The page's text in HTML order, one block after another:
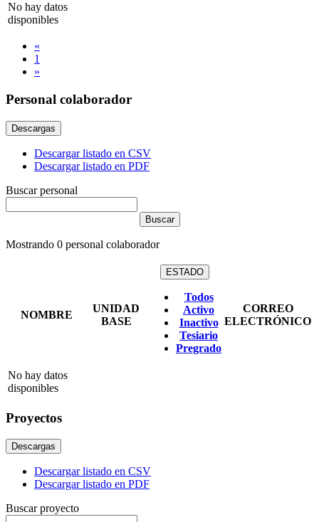
No hay datos
disponibles
«
1
»
Personal colaborador
Descargas
Descargar listado en CSV
Descargar listado en PDF
Buscar personal
Mostrando 0 personal colaborador
NOMBRE
UNIDAD
BASE
ESTADO
Todos
Activo
Inactivo
Tesiario
Pregrado
CORREO
ELECTRÓNICO
No hay datos
disponibles
Proyectos
Descargas
Descargar listado en CSV
Descargar listado en PDF
Buscar proyecto